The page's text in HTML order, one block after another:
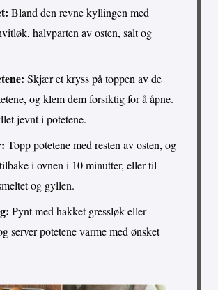
Bland den revne kyllingen med
halvparten av osten, salt og
Skjær et kryss på toppen av de
og klem dem forsiktig for å åpne.
jevnt i potetene.
Topp potetene med resten av osten, og
i ovnen i 10 minutter, eller til
og gyllen.
Pynt med hakket gressløk eller
server potetene varme med ønsket